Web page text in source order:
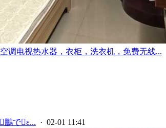
调电视热水器，衣柜，洗衣机，免费无线...
ε鵬でε... · 02-01 11:41